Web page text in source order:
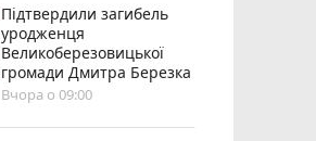
Підтвердили загибель
уродженця
Великоберезовицької
громади Дмитра Березка
Вчора о 09:00